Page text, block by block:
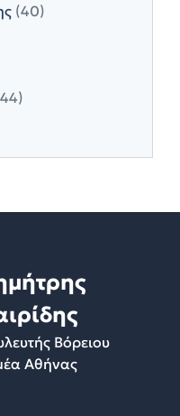
(40)
Βόρειου
Αθήνας